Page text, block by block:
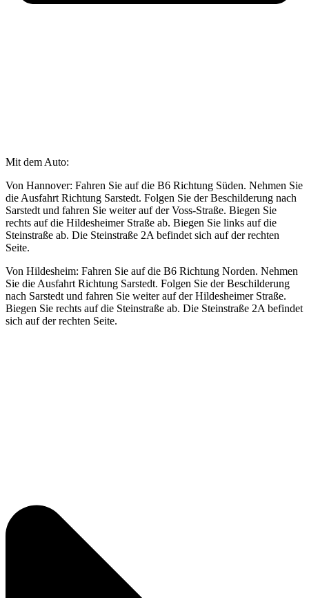
Mit dem Auto:
Von Hannover: Fahren Sie auf die B6 Richtung Süden. Nehmen Sie
die Ausfahrt Richtung Sarstedt. Folgen Sie der Beschilderung nach
Sarstedt und fahren Sie weiter auf der Voss-Straße. Biegen Sie
rechts auf die Hildesheimer Straße ab. Biegen Sie links auf die
Steinstraße ab. Die Steinstraße 2A befindet sich auf der rechten
Seite.
Von Hildesheim: Fahren Sie auf die B6 Richtung Norden. Nehmen
Sie die Ausfahrt Richtung Sarstedt. Folgen Sie der Beschilderung
nach Sarstedt und fahren Sie weiter auf der Hildesheimer Straße.
Biegen Sie rechts auf die Steinstraße ab. Die Steinstraße 2A befindet
sich auf der rechten Seite.